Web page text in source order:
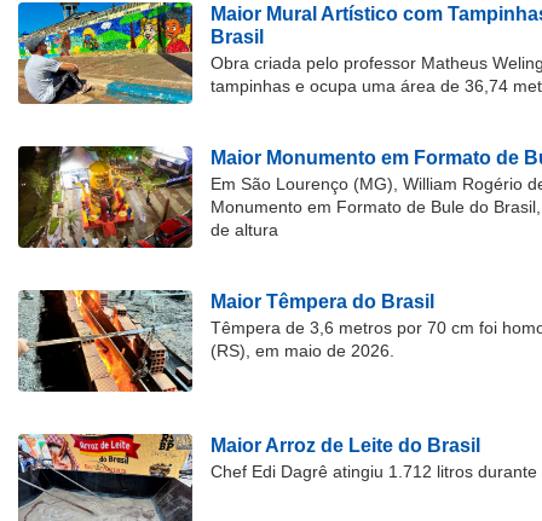
Maior Mural Artístico com
Brasil
Obra criada pelo professor Matheus
tampinhas e ocupa uma área de 36,74
Maior Monumento em Formato de
Em São Lourenço (MG), William Rogério
Monumento em Formato de Bule do
de altura
Maior Têmpera do Brasil
Têmpera de 3,6 metros por 70 cm foi
(RS), em maio de 2026.
Maior Arroz de Leite do Brasil
Chef Edi Dagrê atingiu 1.712 litros